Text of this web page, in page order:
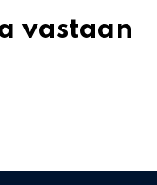
vastaan